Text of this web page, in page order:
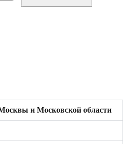
и Московской области